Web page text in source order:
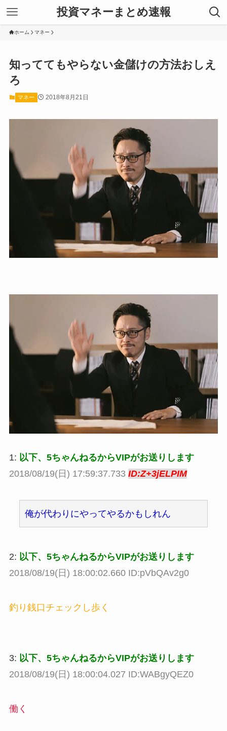
投資マネーまとめ速報
ホーム マネー
知っててもやらない金儲けの方法おしえ
ろ
マネー 2018年8月21日
1: 以下、5ちゃんねるからVIPがお送りします
2018/08/19(日) 17:59:37.733 ID:Z+3jELPIM
俺が代わりにやってやるかもしれん
2: 以下、5ちゃんねるからVIPがお送りします
2018/08/19(日) 18:00:02.660 ID:pVbQAv2g0
釣り銭口チェックし歩く
3: 以下、5ちゃんねるからVIPがお送りします
2018/08/19(日) 18:00:04.027 ID:WABgyQEZ0
働く